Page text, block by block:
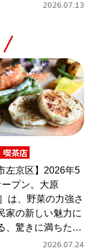
2026.07.13
/
喫茶店
左京区】2026年5
ープン。大原
は、野菜の力強さ
家の新しい魅力に
、驚きに満ちたカ
2026.07.24